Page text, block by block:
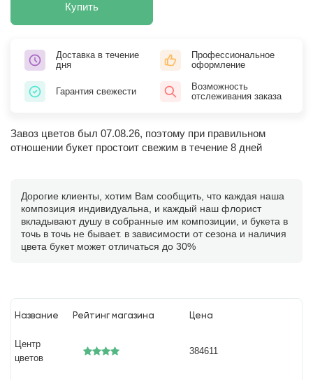
Купить
Доставка в течение
дня
Профессиональное
оформление
Гарантия свежести
Возможность
отслеживания заказа
Завоз цветов был 07.08.26, поэтому при правильном
отношении букет простоит свежим в течение 8 дней
Дорогие клиенты, хотим Вам сообщить, что каждая наша
композиция индивидуальна, и каждый наш флорист
вкладывают душу в собранные им композиции, и букета в
точь в точь не бывает. в зависимости от сезона и наличия
цвета букет может отличаться до 30%
Название Рейтинг магазина Цена
Центр
цветов
384611